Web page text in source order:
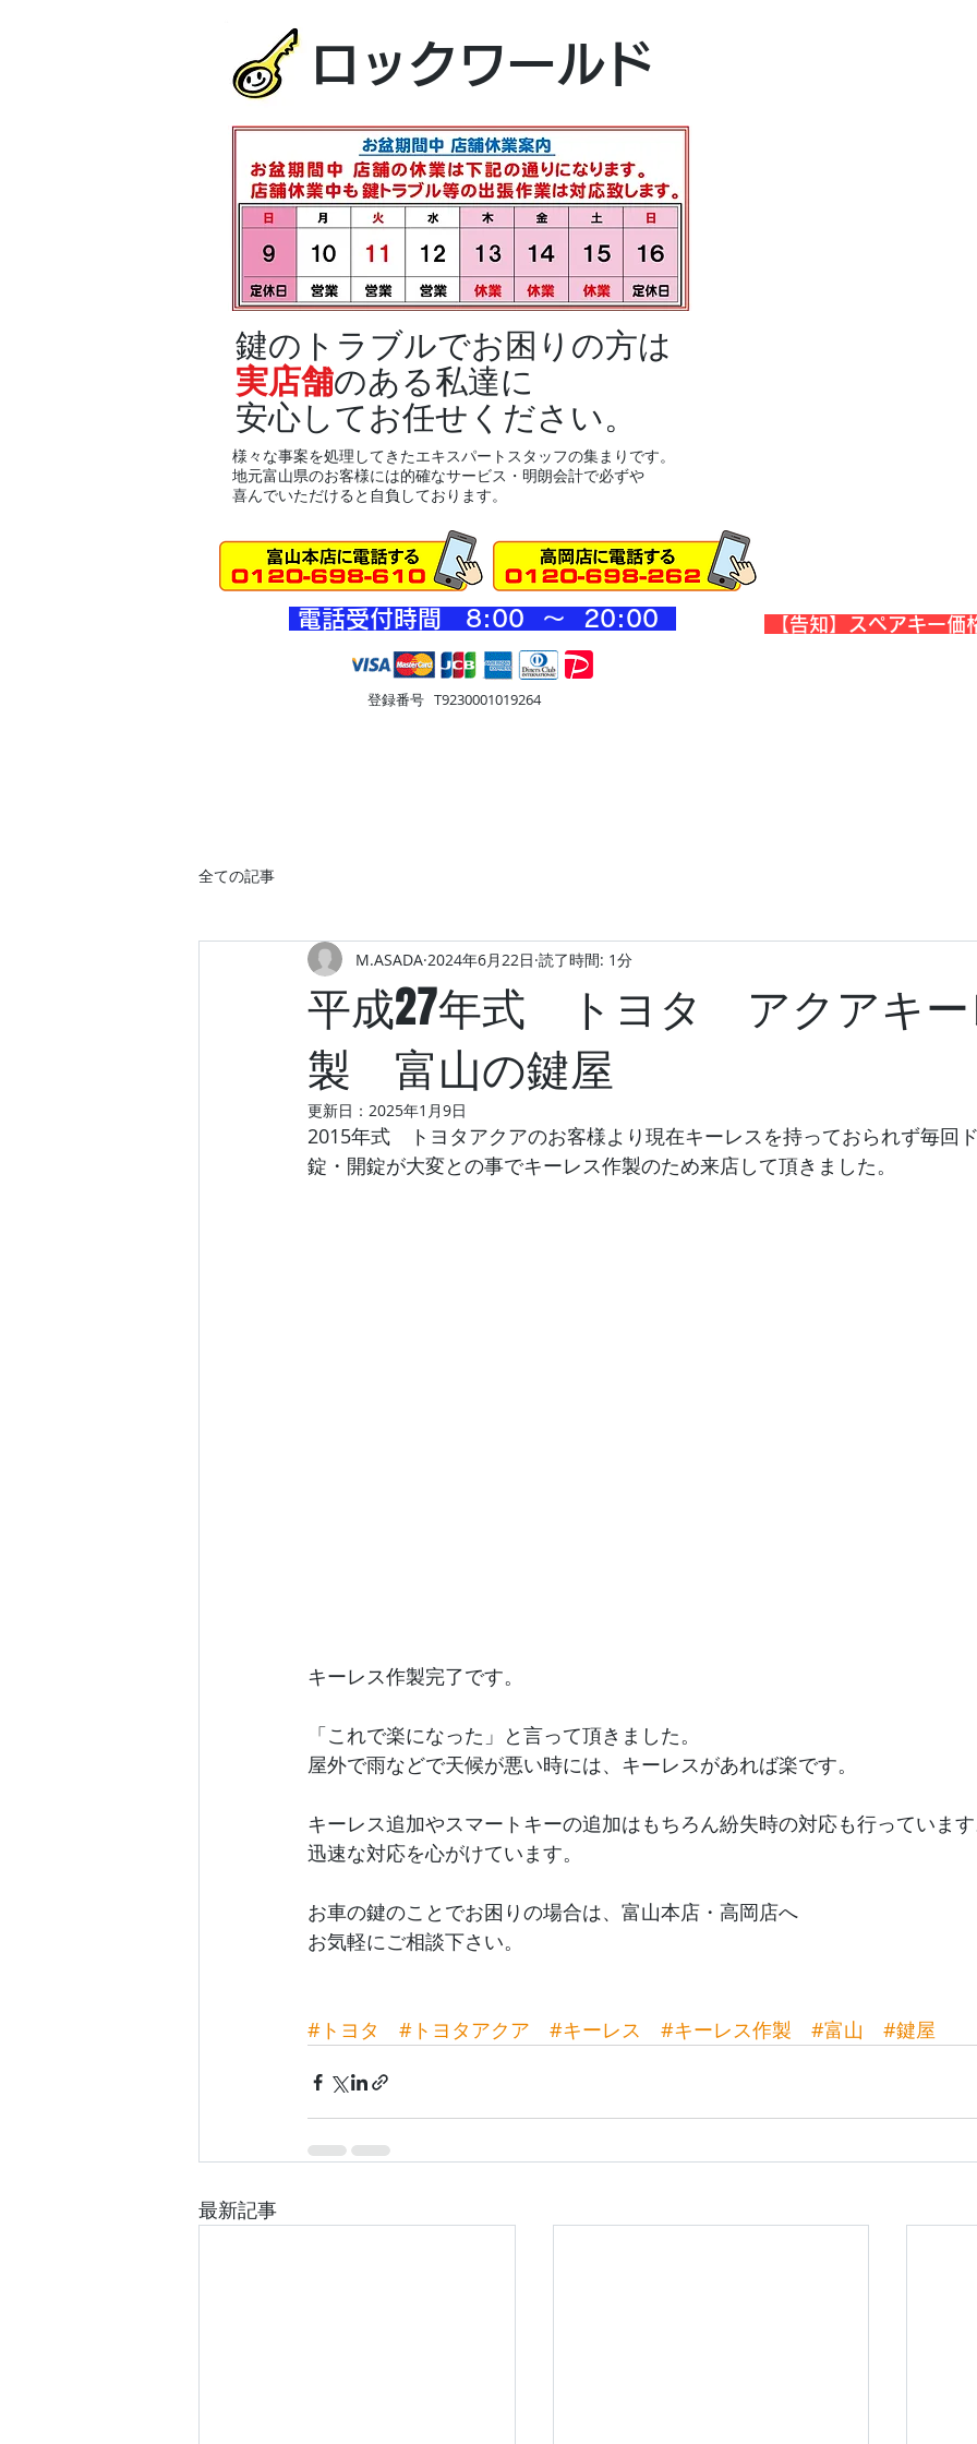
ロックワールド
鍵のトラブルでお困りの方は
実店舗のある私達に
安心してお任せください。
様々な事案を処理してきたエキスパートスタッフの集まりです。
地元富山県のお客様には的確なサービス・明朗会計で必ずや
喜んでいただけると自負しております。
​電話受付時間 8:00 ～ 20:00 【告知】スペアキー
登録番号 T9230001019264
全ての記事
平成27年式 トヨタ アクアキー
製 富山の鍵屋
M.ASADA 2024年6月22日 読了時間: 1分
更新日： 2025年1月9日
2015年式　トヨタアクアのお客様より現在キーレスを持っておられず毎回
錠・開錠が大変との事でキーレス作製のため来店して頂きました。
キーレス作製完了です。
「これで楽になった」と言って頂きました。
屋外で雨などで天候が悪い時には、キーレスがあれば楽です。
キーレス追加やスマートキーの追加はもちろん紛失時の対応も行っていま
迅速な対応を心がけています。
お車の鍵のことでお困りの場合は、富山本店・高岡店へ
お気軽にご相談下さい。
#トヨタ #トヨタアクア #キーレス #キーレス作製 #富山 #鍵屋
最新記事